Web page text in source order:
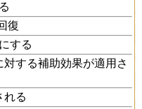
復
する
対する補助効果が適用さ
れる